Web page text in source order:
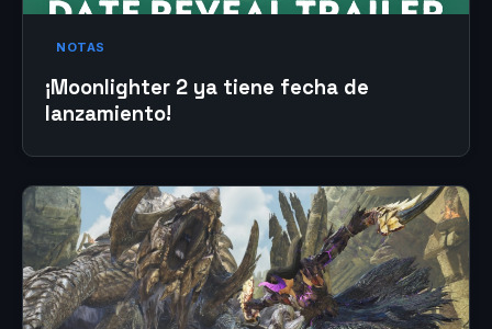
NOTAS
¡Moonlighter 2 ya tiene fecha de
lanzamiento!